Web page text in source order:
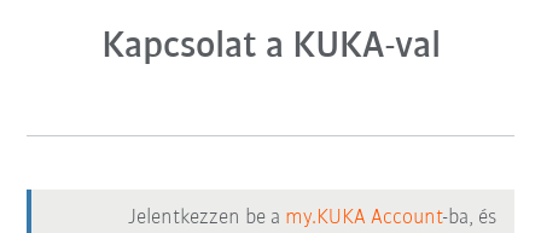
Kapcsolat a KUKA-val
Jelentkezzen be a my.KUKA Account-ba, és